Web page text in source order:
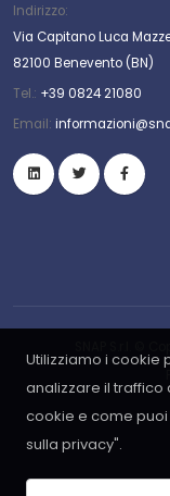
Utilizziamo i cookie
analizzare il traffico
cookie e come
sulla privacy".
Indirizzo:
Via Capitano Luca
82100 Benevento (BN)
Tel.: +39 0824 21080
Email: